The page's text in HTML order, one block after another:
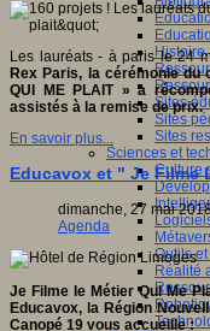
Histoire
Sites
Sites
Sites
Sciences et
Culture
Outils
Réalité
Les lauréats - à paris le 24
Rex Paris, la cérémonie du
QUI ME PLAIT » a
assistés à la remise de prix.
En savoir plus...
Educavox et " Je Filme
dimanche, 27 mai
Agenda
Je Filme le Métier Qui Me
Educavox, la Région
Canopé 19 vous accueille :